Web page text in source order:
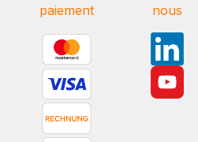
paiement
nous